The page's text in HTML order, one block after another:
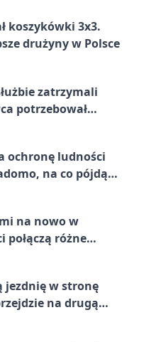
koszykówki 3x3.
drużyny w Polsce
zatrzymali
potrzebował
ochronę ludności
na co pójdą
na nowo w
połączą różne
jezdnię w stronę
na drugą